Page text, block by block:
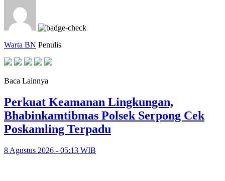
Warta BN Penulis
Baca Lainnya
Perkuat Keamanan Lingkungan,
Bhabinkamtibmas Polsek Serpong Cek
Poskamling Terpadu
8 Agustus 2026 - 05:13 WIB